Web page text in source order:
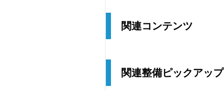
関連コンテンツ
関連整備ピックアップ